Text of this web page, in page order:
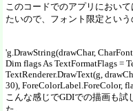
このコードでのアプリにおい
たいので、フォント限定とい
'g.DrawString(drawChar,
Dim flags As TextFormatFlags =
TextRenderer.DrawText(g,
30), ForeColorLabel.ForeColor,
こんな感じでGDIでの描画も